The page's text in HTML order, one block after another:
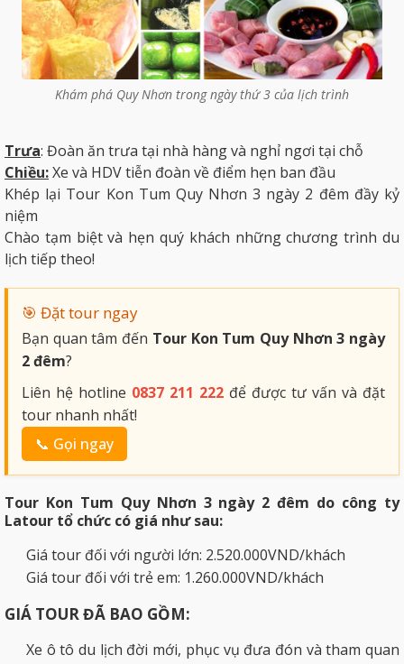
Khám phá Quy Nhơn trong ngày thứ 3 của lịch trình
Trưa: Đoàn ăn trưa tại nhà hàng và nghỉ ngơi tại chỗ
Chiều:Xe và HDV tiễn đoàn về điểm hẹn ban đầu
Khép lại Tour Kon Tum Quy Nhơn 3 ngày 2 đêm đầy kỷ
niệm
Chào tạm biệt và hẹn quý khách những chương trình du
lịch tiếp theo!
🎯 Đặt tour ngay
Bạn quan tâm đến Tour Kon Tum Quy Nhơn 3 ngày
2 đêm?
Liên hệ hotline 0837 211 222 để được tư vấn và đặt
tour nhanh nhất!
📞 Gọi ngay
Tour Kon Tum Quy Nhơn 3 ngày 2 đêm do công ty
Latour tổ chức có giá như sau:
Giá tour đối với người lớn: 2.520.000VND/khách
Giá tour đối với trẻ em: 1.260.000VND/khách
GIÁ TOUR ĐÃ BAO GỒM:
Xe ô tô du lịch đời mới, phục vụ đưa đón và tham quan